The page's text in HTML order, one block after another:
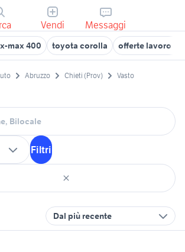
Vendi Messaggi
max 400 toyota corolla offerte lavoro
Abruzzo Chieti (Prov) Vasto
Filtri
Dal più recente